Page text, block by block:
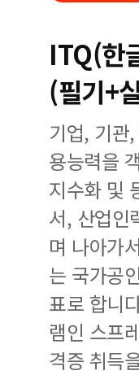
ITQ(한
(필기+
기업, 기관
용능력을
지수화 및
서, 산업인
며 나아가
는 국가공
표로 합니
램인 스프
격증 취득